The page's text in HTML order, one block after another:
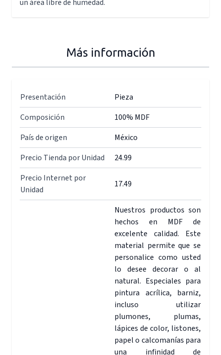
un área libre de humedad.
Más información
Presentación
Pieza
Composición
100% MDF
País de origen
México
Precio Tienda por Unidad
24.99
Precio Internet por
Unidad
17.49
Nuestros productos son
hechos en MDF de
excelente calidad. Este
material permite que se
personalice como usted
lo desee decorar o al
natural. Especiales para
pintura acrílica, barniz,
incluso utilizar
plumones, plumas,
lápices de color, listones,
papel o calcomanías para
una infinidad de